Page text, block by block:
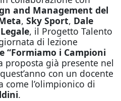
and Management del
, Sky Sport, Dale
, il Progetto Talento
di lezione
“Formiamo i Campioni
proposta già presente nel
con un docente
come l’olimpionico di
.